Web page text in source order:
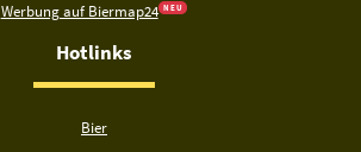
Werbung auf Biermap24 N E U
Hotlinks
Bier